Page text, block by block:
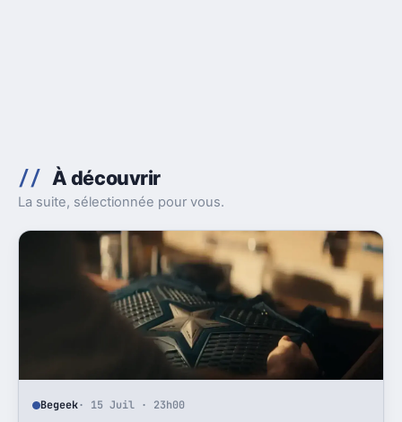
À découvrir
La suite, sélectionnée pour vous.
Begeek· 15 Juil · 23h00